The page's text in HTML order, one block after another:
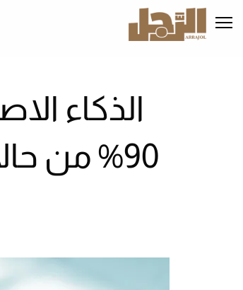
إلى
المحتوى
الذكاء
90% من حالات سرطان الغدد الليمفاوية